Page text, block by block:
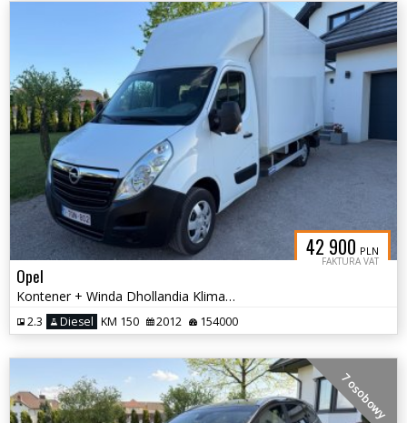
42 900 PLN
FAKTURA VAT
Opel
Kontener + Winda Dhollandia Klima Paka 4.10 m
2.3 Diesel KM 150 2012 154000
7 osobowy